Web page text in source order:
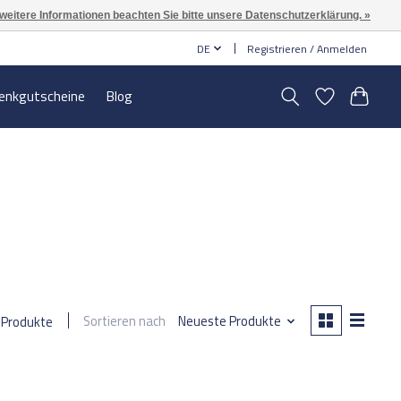
DE Registrieren / Anmelden
Blog
Sortieren nach Neueste Produkte
Informationen beachten Sie bitte unsere Datenschutzerklärung. »